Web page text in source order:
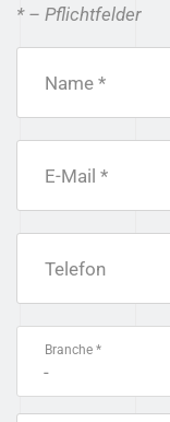
* – Pflichtfelder
Name *
E-Mail *
Telefon
Branche *
-